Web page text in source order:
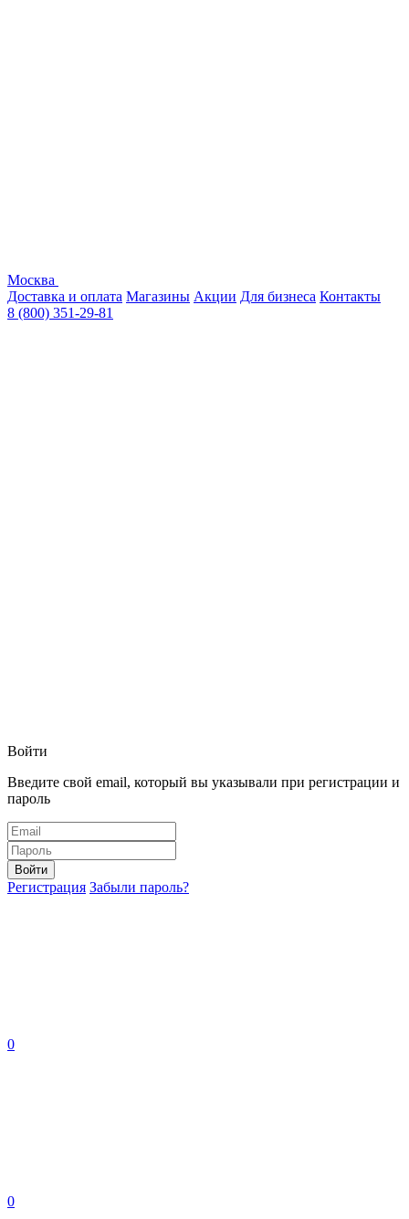
Москва
Доставка и оплата Магазины Акции Для бизнеса Контакты
8 (800) 351-29-81
Войти
Введите свой email, который вы указывали при регистрации и
пароль
Войти
Регистрация Забыли пароль?
0
0